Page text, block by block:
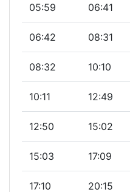
05:59 06:41
06:42 08:31
08:32 10:10
10:11 12:49
12:50 15:02
15:03 17:09
17:10 20:15